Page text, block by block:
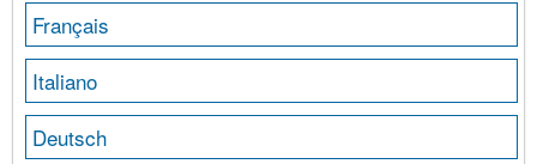
Français
Italiano
Deutsch